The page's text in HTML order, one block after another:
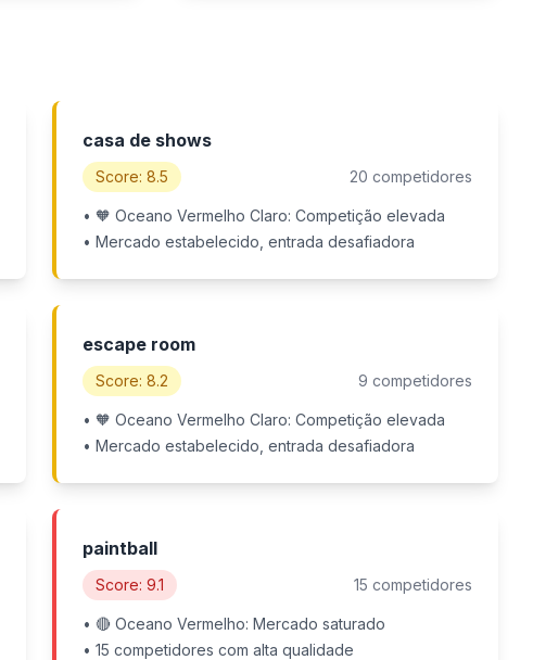
casa de shows
Score: 8.5 20 competidores
• 🧡 Oceano Vermelho Claro: Competição elevada
• Mercado estabelecido, entrada desafiadora
escape room
Score: 8.2 9 competidores
• 🧡 Oceano Vermelho Claro: Competição elevada
• Mercado estabelecido, entrada desafiadora
paintball
Score: 9.1 15 competidores
• 🔴 Oceano Vermelho: Mercado saturado
• 15 competidores com alta qualidade